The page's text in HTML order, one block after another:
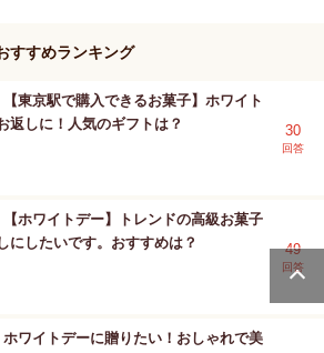
すすめランキング
【東京駅で購入できるお菓子】ホワイト
返しに！人気のギフトは？
30
回答
【ホワイトデー】トレンドの高級お菓子
にしたいです。おすすめは？
49
回答
ホワイトデーに贈りたい！おしゃれで美